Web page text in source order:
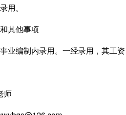
用。
其他事项
编制内录用。一经录用，其工
师